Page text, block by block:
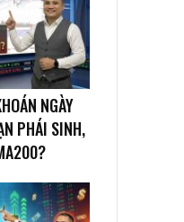
NGÀY
PHÁI SINH,